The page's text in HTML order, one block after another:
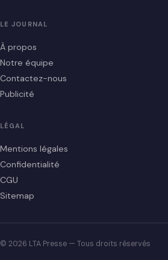
LE JOURNAL
À propos
Notre équipe
Contactez-nous
Publicité
LÉGAL
Mentions légales
Confidentialité
CGU
Sitemap
© 2026 LTA Presse — Tous droits réservés